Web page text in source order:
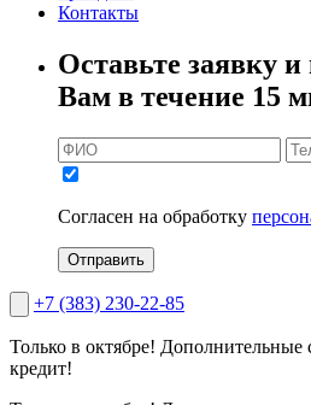
Контакты
Оставьте заявку
Вам в течение 15
Согласен на обработку
Отправить
+7 (383) 230-22-85
Только в октябре! Дополнительные
кредит!